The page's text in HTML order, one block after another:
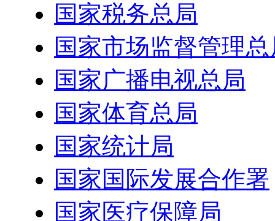
国家税务总局
国家市场监督管理
国家广播电视总局
国家体育总局
国家统计局
国家国际发展合作署
国家医疗保障局